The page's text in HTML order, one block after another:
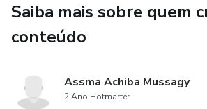
Saiba mais sobre quem
conteúdo
Assma Achiba Mussagy
2 Ano Hotmarter